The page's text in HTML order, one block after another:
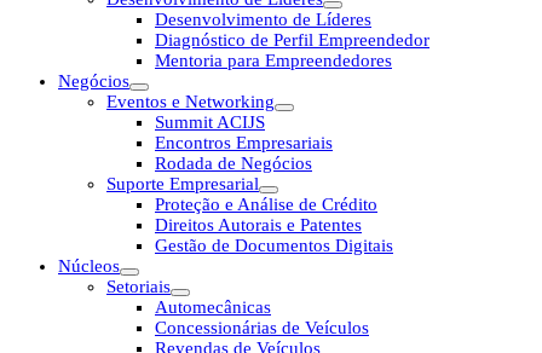
Desenvolvimento de Líderes
Diagnóstico de Perfil Empreendedor
Mentoria para Empreendedores
Negócios
Eventos e Networking
Summit ACIJS
Encontros Empresariais
Rodada de Negócios
Suporte Empresarial
Proteção e Análise de Crédito
Direitos Autorais e Patentes
Gestão de Documentos Digitais
Núcleos
Setoriais
Automecânicas
Concessionárias de Veículos
Revendas de Veículos